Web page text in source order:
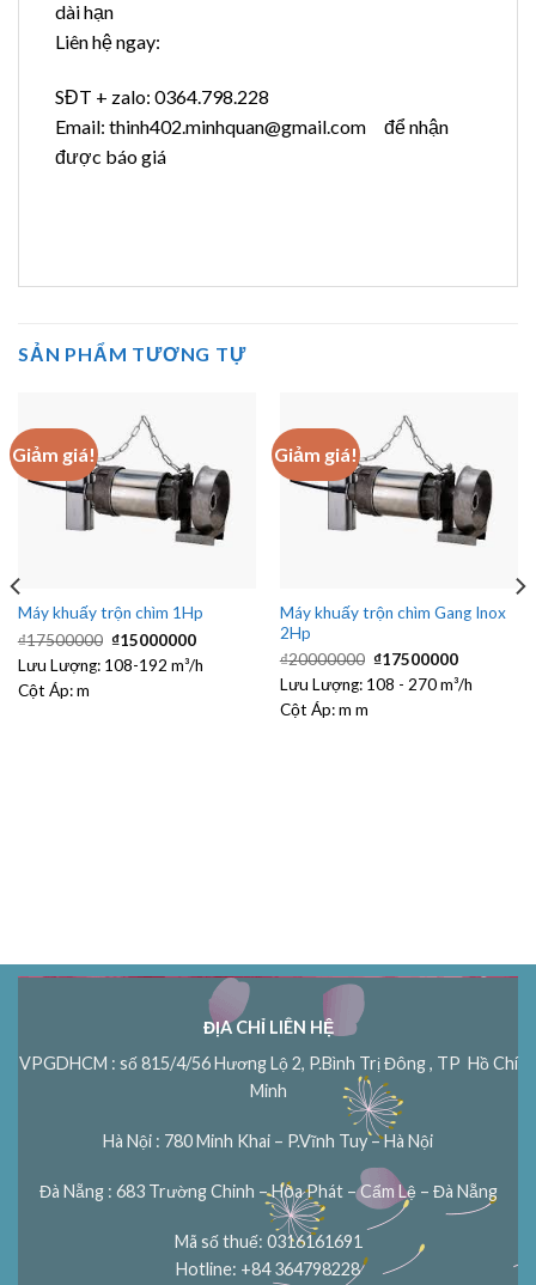
dài hạn
Liên hệ ngay:
SĐT + zalo: 0364.798.228
Email: thinh402.minhquan@gmail.com để nhận
được báo giá
SẢN PHẨM TƯƠNG TỰ
Giảm giá!
Máy khuấy trộn chìm 1Hp
₫17500000 Giá
gốc
là:
₫15000000Giá
hiện
tại
₫15000000.
Lưu Lượng: 108-192 m³/h
Cột Áp:m
Giảm giá!
Máy khuấy trộn chìm Gang Inox
2Hp
₫20000000 Giá
gốc
là:
₫17500000Giá
hiện
tại
Lưu Lượng: 108 - 270 m³/h
Cột Áp:m m
ĐỊA CHỈ LIÊN HỆ
VPGDHCM : số 815/4/56 Hương Lộ 2, P.Bình Trị Đông , TP Hồ Chí
Minh
Hà Nội : 780 Minh Khai – P.Vĩnh Tuy – Hà Nội
Đà Nẵng : 683 Trường Chinh – Hòa Phát – Cẩm Lệ – Đà Nẵng
Mã số thuế: 0316161691
Hotline: +84 364798228